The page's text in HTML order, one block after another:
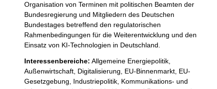
Organisation von Terminen mit politischen Beamten der
Bundesregierung und Mitgliedern des Deutschen
Bundestages betreffend den regulatorischen
Rahmenbedingungen für die Weiterentwicklung und den
Einsatz von KI-Technologien in Deutschland.
Interessenbereiche: Allgemeine Energiepolitik,
Außenwirtschaft, Digitalisierung, EU-Binnenmarkt, EU-
Gesetzgebung, Industriepolitik, Kommunikations- und